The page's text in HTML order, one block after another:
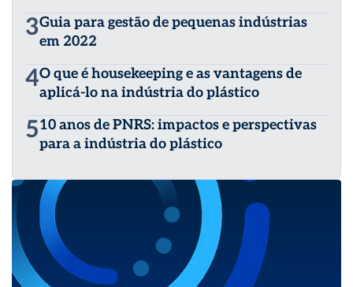
3Guia para gestão de pequenas indústrias
em 2022
4O que é housekeeping e as vantagens de
aplicá-lo na indústria do plástico
510 anos de PNRS: impactos e perspectivas
para a indústria do plástico